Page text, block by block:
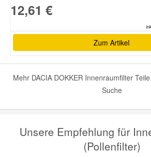
12,61 €
Zum Artikel
Mehr DACIA DOKKER Innenraumfilter
Suche
Unsere Empfehlung für
(Pollenfilter)